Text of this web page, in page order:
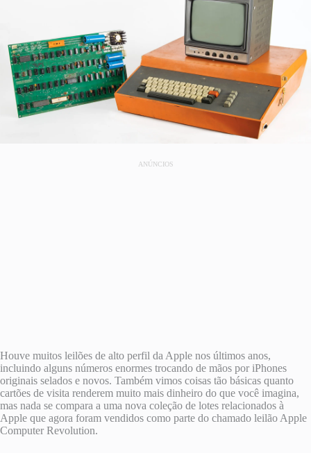
ANÚNCIOS
Houve muitos leilões de alto perfil da Apple nos últimos anos,
incluindo alguns números enormes trocando de mãos por iPhones
originais selados e novos. Também vimos coisas tão básicas quanto
cartões de visita renderem muito mais dinheiro do que você imagina,
mas nada se compara a uma nova coleção de lotes relacionados à
Apple que agora foram vendidos como parte do chamado leilão Apple
Computer Revolution.